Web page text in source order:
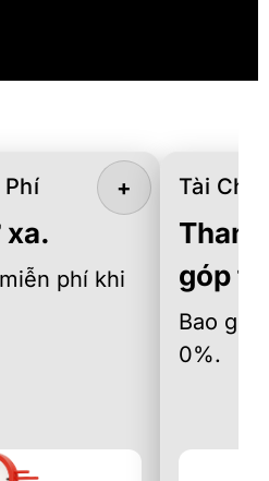
Phí
xa.
phí khi
+ Tài
góp
Bao
0%.